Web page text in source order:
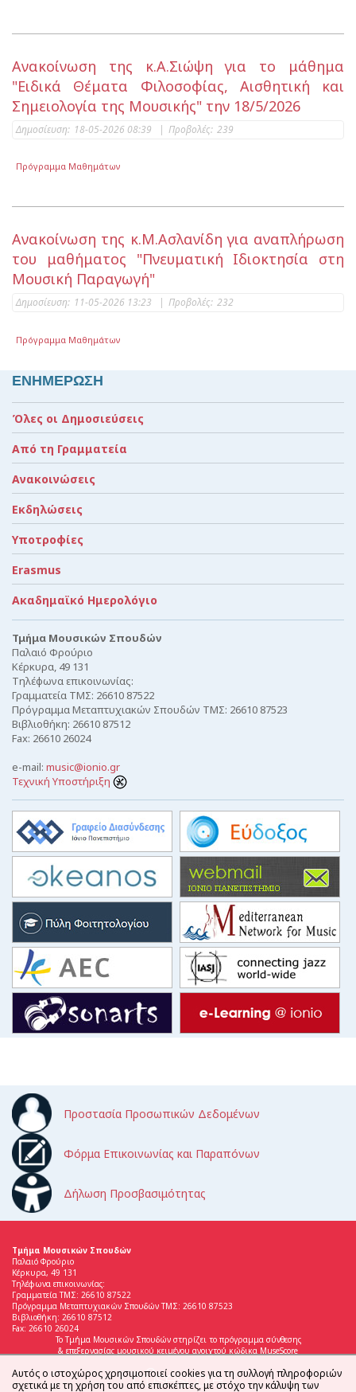
Ανακοίνωση της κ.Α.Σιώψη για το μάθημα
"Ειδικά Θέματα Φιλοσοφίας, Αισθητική και
Σημειολογία της Μουσικής" την 18/5/2026
Δημοσίευση: 18-05-2026 08:39 | Προβολές: 239
Πρόγραμμα Μαθημάτων
Ανακοίνωση της κ.Μ.Ασλανίδη για αναπλήρωση
του μαθήματος "Πνευματική Ιδιοκτησία στη
Μουσική Παραγωγή"
Δημοσίευση: 11-05-2026 13:23 | Προβολές: 232
Πρόγραμμα Μαθημάτων
ΕΝΗΜΕΡΩΣΗ
Όλες οι Δημοσιεύσεις
Από τη Γραμματεία
Ανακοινώσεις
Εκδηλώσεις
Υποτροφίες
Erasmus
Ακαδημαϊκό Ημερολόγιο
Τμήμα Μουσικών Σπουδών
Παλαιό Φρούριο
Κέρκυρα, 49 131
Τηλέφωνα επικοινωνίας:
Γραμματεία ΤΜΣ: 26610 87522
Πρόγραμμα Μεταπτυχιακών Σπουδών ΤΜΣ: 26610 87523
Βιβλιοθήκη: 26610 87512
Fax: 26610 26024
e-mail: music@ionio.gr
Τεχνική Υποστήριξη
Προστασία Προσωπικών Δεδομένων
Φόρμα Επικοινωνίας και Παραπόνων
Δήλωση Προσβασιμότητας
Τμήμα Μουσικών Σπουδών
Παλαιό Φρούριο
Κέρκυρα, 49 131
Τηλέφωνα επικοινωνίας:
Γραμματεία ΤΜΣ: 26610 87522
Πρόγραμμα Μεταπτυχιακών Σπουδών ΤΜΣ: 26610 87523
Βιβλιοθήκη: 26610 87512
Fax: 26610 26024
Το Τμήμα Μουσικών Σπουδών στηρίζει το πρόγραμμα σύνθεσης
& επεξεργασίας μουσικού κειμένου ανοιχτού κώδικα MuseScore
Αυτός ο ιστοχώρος χρησιμοποιεί cookies για τη συλλογή πληροφοριών
σχετικά με τη χρήση του από επισκέπτες, με στόχο την κάλυψη των